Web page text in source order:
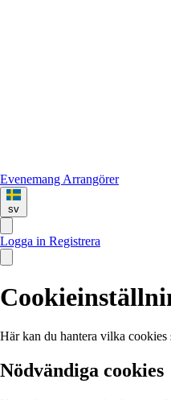
Evenemang Arrangörer
sv
Logga in Registrera
Här kan du hantera vilka cookies
Nödvändiga cookies